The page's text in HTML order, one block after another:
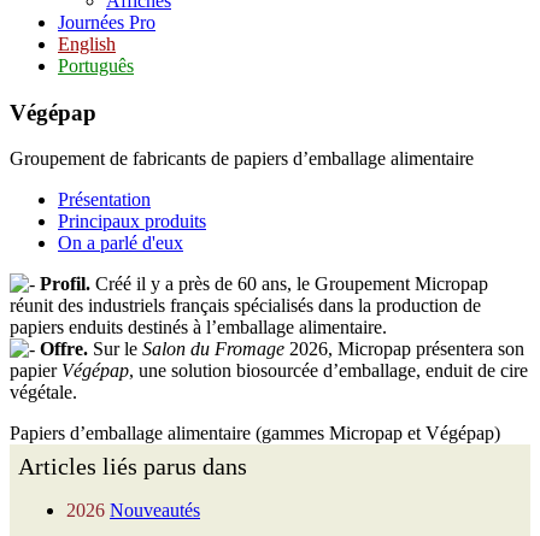
Journées Pro
English
Português
Végépap
Groupement de fabricants de papiers d’emballage alimentaire
Présentation
Principaux produits
On a parlé d'eux
Profil. Créé il y a près de 60 ans, le Groupement Micropap
réunit des industriels français spécialisés dans la production de
papiers enduits destinés à l’emballage alimentaire.
Offre. Sur le Salon du Fromage 2026, Micropap présentera son
papier Végépap, une solution biosourcée d’emballage, enduit de cire
végétale.
Papiers d’emballage alimentaire (gammes Micropap et Végépap)
Articles liés parus dans
2026 Nouveautés